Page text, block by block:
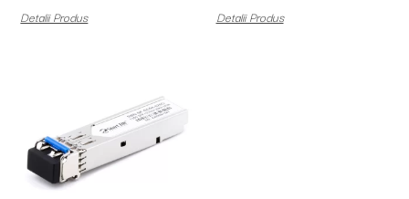
Detalii Produs Detalii Produs